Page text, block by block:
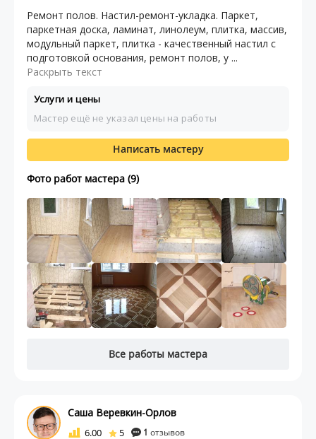
Ремонт полов. Настил-ремонт-укладка. Паркет,
паркетная доска, ламинат, линолеум, плитка, массив,
модульный паркет, плитка - качественный настил с
подготовкой основания, ремонт полов, у ...
Раскрыть текст
Услуги и цены
Мастер ещё не указал цены на работы
Написать мастеру
Фото работ мастера (9)
Все работы мастера
Саша Веревкин-Орлов
6.00 5 1 отзывов